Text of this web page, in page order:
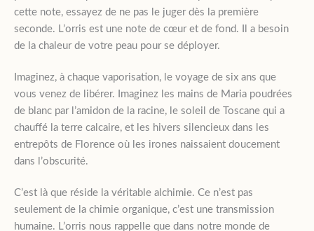
cette note, essayez de ne pas le juger dès la première
seconde. L’orris est une note de cœur et de fond. Il a besoin
de la chaleur de votre peau pour se déployer.
Imaginez, à chaque vaporisation, le voyage de six ans que
vous venez de libérer. Imaginez les mains de Maria poudrées
de blanc par l’amidon de la racine, le soleil de Toscane qui a
chauffé la terre calcaire, et les hivers silencieux dans les
entrepôts de Florence où les irones naissaient doucement
dans l’obscurité.
C’est là que réside la véritable alchimie. Ce n’est pas
seulement de la chimie organique, c’est une transmission
humaine. L’orris nous rappelle que dans notre monde de